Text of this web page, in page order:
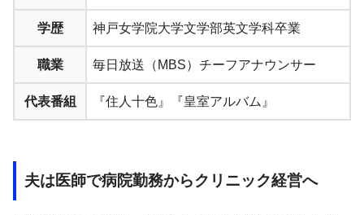
学歴 神戸女学院大学文学部英文学科卒業
職業 毎日放送（MBS）チーフアナウンサー
代表番組 『住人十色』『皇室アルバム』
夫は医師で病院勤務からクリニック経営へ